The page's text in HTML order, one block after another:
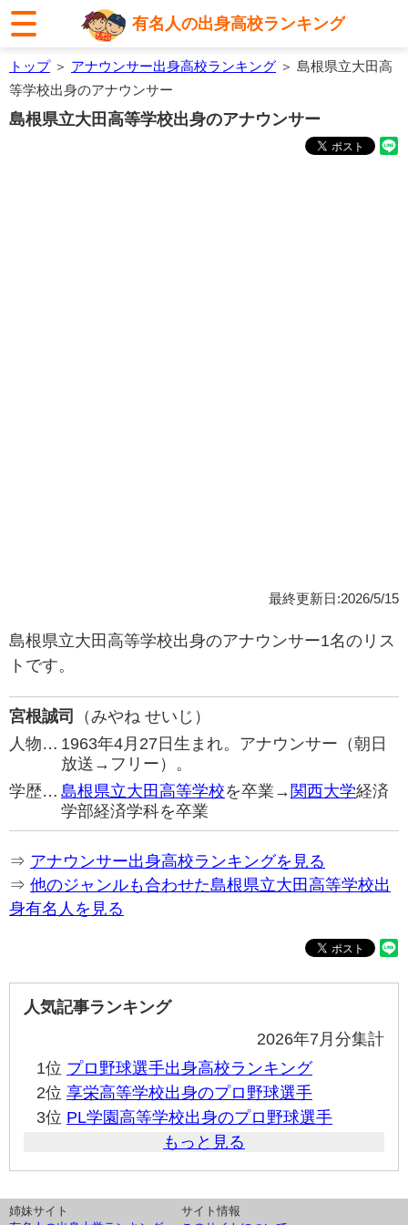
有名人の出身高校ランキング
トップ＞ アナウンサー出身高校ランキング ＞ 島根県立大田高
等学校出身のアナウンサー
島根県立大田高等学校出身のアナウンサー
最終更新日:2026/5/15
島根県立大田高等学校出身のアナウンサー1名のリス
トです。
宮根誠司
（みやね せいじ）
人物… 1963年4月27日生まれ。アナウンサー（朝日
放送→フリー）。
学歴… 島根県立大田高等学校を卒業→ 関西大学経済
学部経済学科を卒業
⇒ アナウンサー出身高校ランキングを見る
⇒ 他のジャンルも合わせた島根県立大田高等学校出
身有名人を見る
人気記事ランキング
2026年7月分集計
1位 プロ野球選手出身高校ランキング
2位 享栄高等学校出身のプロ野球選手
3位 PL学園高等学校出身のプロ野球選手
もっと見る
姉妹サイト
サイト情報